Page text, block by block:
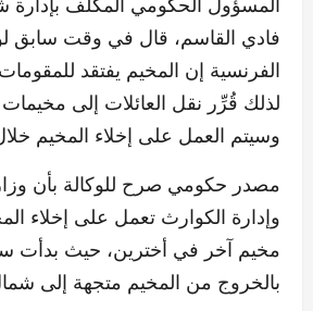
فادي القاسم، قال في وقت سابق
الفرنسية إن المخيم يفتقد
لذلك قُرِّر نقل العائلات إلى
وسيتم العمل على إخلاء المخيم
مصدر حكومي صرح للوكالة بأن
وإدارة الكوارث تعمل على إخلاء
مخيم آخر في أخترين، حيث بدأت
بالخروج من المخيم متجهة إلى